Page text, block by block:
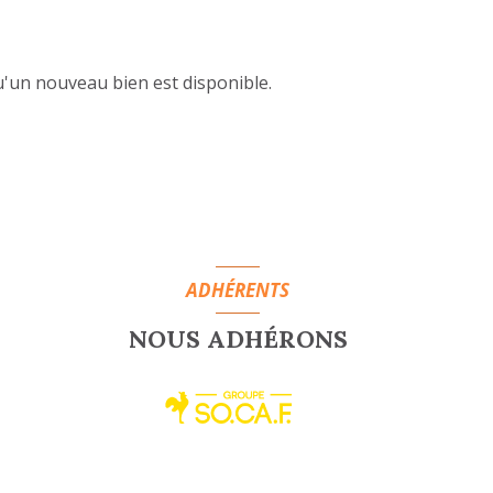
nouveau bien est disponible.
ADHÉRENTS
NOUS ADHÉRONS